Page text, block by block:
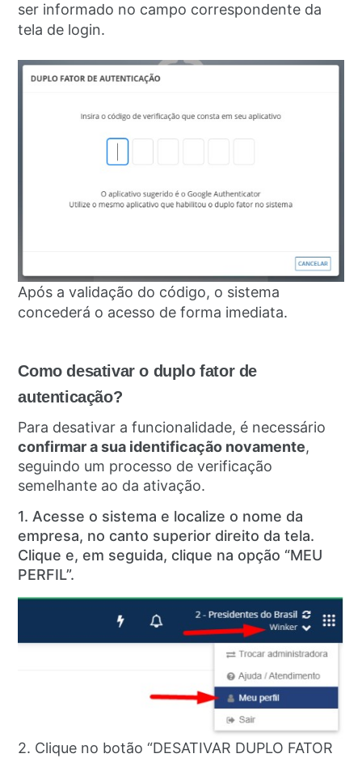
ser informado no campo correspondente da
tela de login.
Após a validação do código, o sistema
concederá o acesso de forma imediata.
Como desativar o duplo fator de
autenticação?
Para desativar a funcionalidade, é necessário
confirmar a sua identificação novamente,
seguindo um processo de verificação
semelhante ao da ativação.
1. Acesse o sistema e localize o nome da
empresa, no canto superior direito da tela.
Clique e, em seguida, clique na opção “MEU
PERFIL”.
2. Clique no botão “DESATIVAR DUPLO FATOR